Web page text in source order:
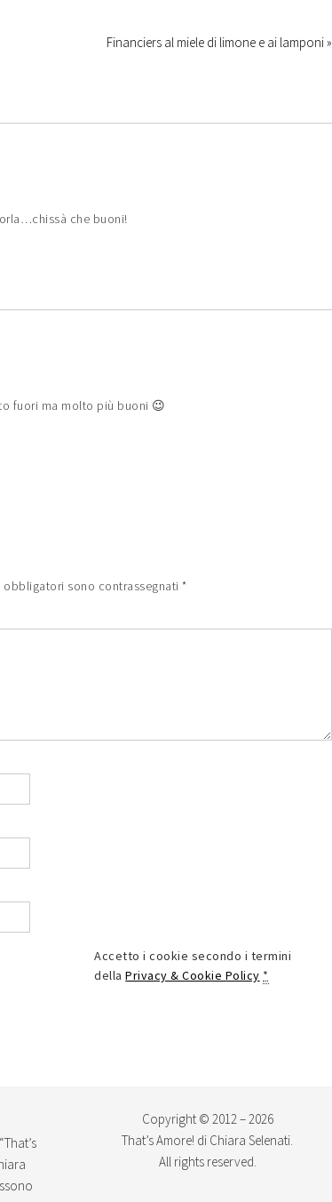
Financiers al miele di limone e ai lamponi »
che buoni!
fuori ma molto più buoni 😉
obbligatori sono contrassegnati *
Accetto i cookie secondo i termini
dellaPrivacy & Cookie Policy *
Copyright © 2012 – 2026
That’s Amore! di Chiara Selenati.
All rights reserved.